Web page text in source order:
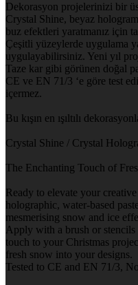
Dekorasyon projelerinizi bir
Crystal Shine, beyaz
buz efektleri yaratmanız için
Çeşitli yüzeylerde uygulama
uygulayabilirsiniz. Yeni yıl
Taze kar gibi görünen doğal
CE ve EN 71/3 ‘e göre test
içermez.
Bu kışın en ışıltılı
Crystal Shine / Crystal
The Enchanting Touch of
Ready to elevate your
holographic, water-based
mesmerising snow and ice
Apply with a brush or
touch to your Christmas
fresh snow into your designs.
Tested to CE and EN 71/3,